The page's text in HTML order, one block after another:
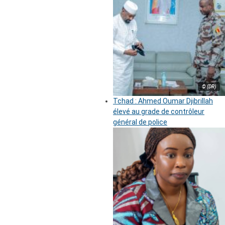
© (DR)
Tchad : Ahmed Oumar Djibrillah
élevé au grade de contrôleur
général de police